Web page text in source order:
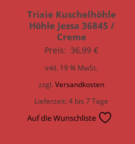
Trixie Kuschelhöhle
Höhle Jessa 36845 /
Creme
Preis: 36,99€
inkl. 19 % MwSt.
zzgl.Versandkosten
Lieferzeit:4 bis 7 Tage
Auf die Wunschliste